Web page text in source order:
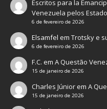
Escritos para la
Venezuela pelos
6 de fevereiro de 2026
Elsamfel emTrotsky e
6 de fevereiro de 2026
F.C. emA Questão
15 de janeiro de 2026
Charles JúnioremA
15 de janeiro de 2026